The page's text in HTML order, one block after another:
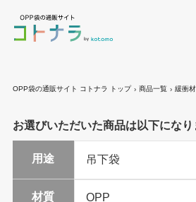
OPP袋の通販サイト コトナラ トップ › 商品一覧 › 緩衝
お選びいただいた商品は以下になり
用途
材質